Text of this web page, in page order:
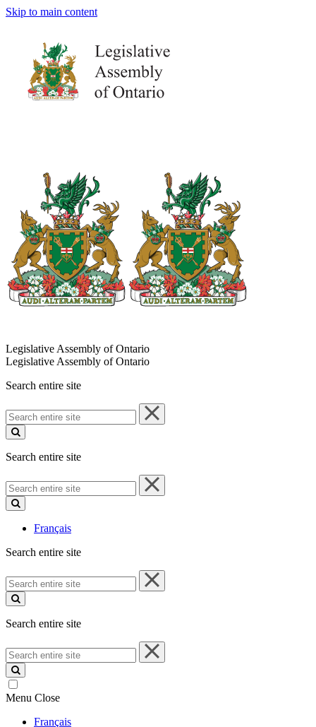
Skip to main content
Legislative Assembly of Ontario
Legislative Assembly of Ontario
Search entire site
Search
entire
site
Search entire site
Search
entire
site
Français
Search entire site
Search
entire
site
Search entire site
Search
entire
site
Menu Close
Français